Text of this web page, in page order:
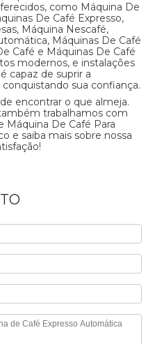
como Máquina De
De Café Expresso,
Máquina Nescafé,
Máquinas De Café
Café e Máquinas De Café
modernos, e instalações
capaz de suprir a
sua confiança.
encontrar o que almeja.
trabalhamos com
Máquina De Café Para
e saiba mais sobre nossa